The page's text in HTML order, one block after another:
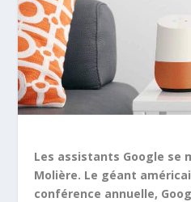
Les assistants Google se
Molière. Le géant
conférence annuelle,